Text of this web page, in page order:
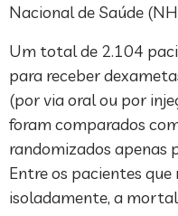
Nacional de Saúde
Um total de 2.104
para receber
(por via oral ou por
foram comparados
randomizados apenas
Entre os pacientes que
isoladamente, a